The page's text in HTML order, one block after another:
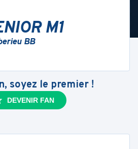
M1
BB
soyez le premier !
DEVENIR FAN